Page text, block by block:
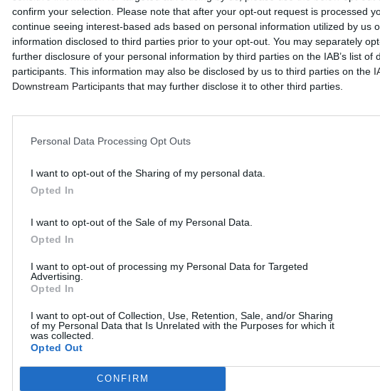
confirm your selection. Please note that after your opt-out request is processed
continue seeing interest-based ads based on personal information utilized by us
information disclosed to third parties prior to your opt-out. You may separately
further disclosure of your personal information by third parties on the IAB’s list of
participants. This information may also be disclosed by us to third parties on the
Downstream Participants that may further disclose it to other third parties.
Personal Data Processing Opt Outs
I want to opt-out of the Sharing of my personal data.
Opted In
I want to opt-out of the Sale of my Personal Data.
Opted In
I want to opt-out of processing my Personal Data for Targeted
Advertising.
Opted In
I want to opt-out of Collection, Use, Retention, Sale, and/or Sharing
of my Personal Data that Is Unrelated with the Purposes for which it
was collected.
Opted Out
CONFIRM